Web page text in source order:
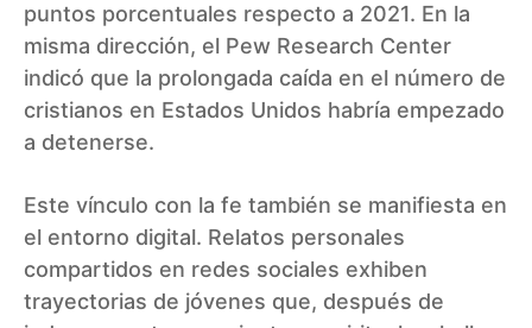
puntos porcentuales respecto a 2021. En la
misma dirección, el Pew Research Center
indicó que la prolongada caída en el número de
cristianos en Estados Unidos habría empezado
a detenerse.
Este vínculo con la fe también se manifiesta en
el entorno digital. Relatos personales
compartidos en redes sociales exhiben
trayectorias de jóvenes que, después de